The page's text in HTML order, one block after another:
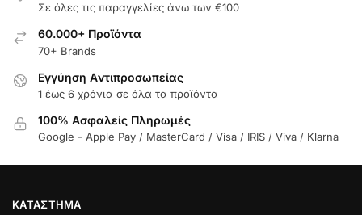
Σε όλες τις παραγγελίες άνω των €100
60.000+ Προϊόντα
70+ Brands
Εγγύηση Aντιπροσωπείας
1 έως 6 χρόνια σε όλα τα προϊόντα
100% Ασφαλείς Πληρωμές
Google - Apple Pay / MasterCard / Visa / IRIS / Viva / Klarna
ΚΑΤΆΣΤΗΜΑ